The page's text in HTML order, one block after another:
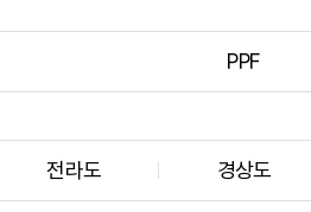
PPF
전라도 경상도